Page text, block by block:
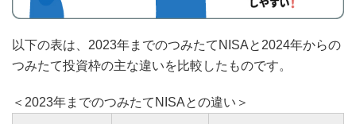
以下の表は、2023年までのつみたてNISAと2024年からの
つみたて投資枠の主な違いを比較したものです。
＜2023年までのつみたてNISAとの違い＞